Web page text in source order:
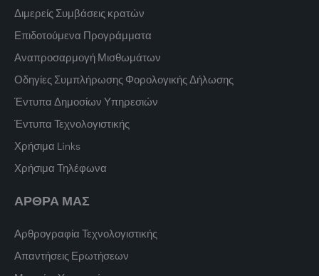
Διμερείς Συμβάσεις κρατών
Επιδοτούμενα Προγράμματα
Αναπροσαρμογή Μισθωμάτων
Οδηγίες Συμπλήρωσης Φορολογικής Δήλωσης
Έντυπα Δημοσίων Υπηρεσιών
Έντυπα Τεχνολογιστικής
Χρήσιμα Links
Χρήσιμα Τηλέφωνα
ΑΡΘΡΑ ΜΑΣ
Αρθρογραφία Τεχνολογιστικής
Απαντήσεις Ερωτήσεων